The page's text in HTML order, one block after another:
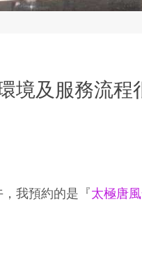
境及服務流
我預約的是『太極唐